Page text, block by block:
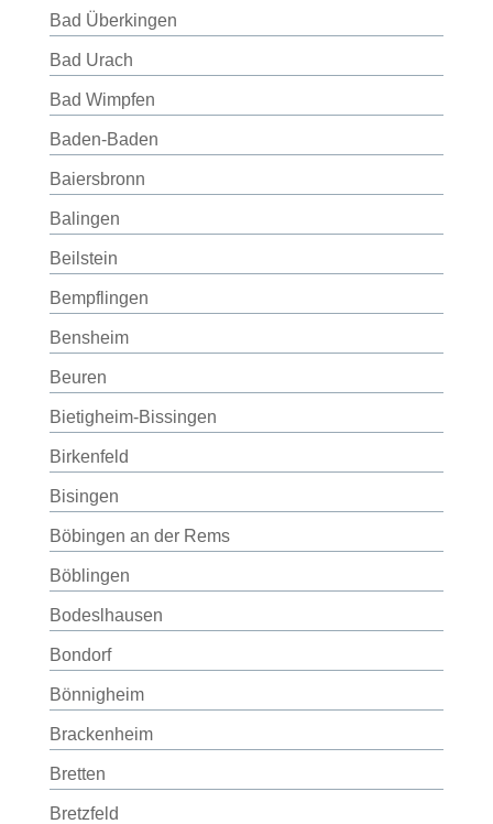
Bad Überkingen
Bad Urach
Bad Wimpfen
Baden-Baden
Baiersbronn
Balingen
Beilstein
Bempflingen
Bensheim
Beuren
Bietigheim-Bissingen
Birkenfeld
Bisingen
Böbingen an der Rems
Böblingen
Bodeslhausen
Bondorf
Bönnigheim
Brackenheim
Bretten
Bretzfeld